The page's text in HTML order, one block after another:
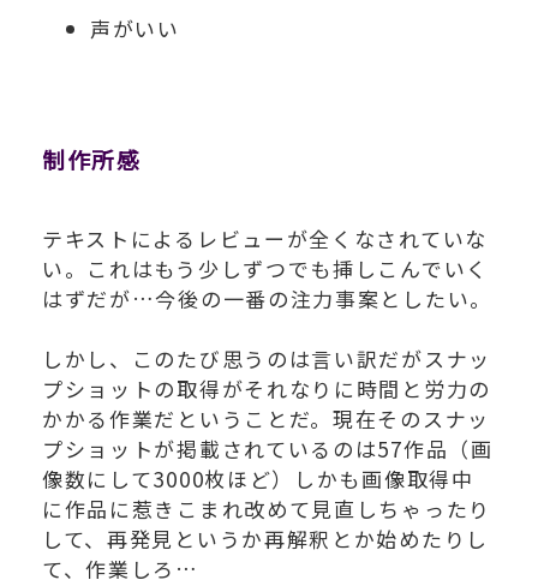
声がいい
制作所感
テキストによるレビューが全くなされていな
い。これはもう少しずつでも挿しこんでいく
はずだが…今後の一番の注力事案としたい。
しかし、このたび思うのは言い訳だがスナッ
プショットの取得がそれなりに時間と労力の
かかる作業だということだ。現在そのスナッ
プショットが掲載されているのは57作品（画
像数にして3000枚ほど）しかも画像取得中
に作品に惹きこまれ改めて見直しちゃったり
して、再発見というか再解釈とか始めたりし
て、作業しろ…